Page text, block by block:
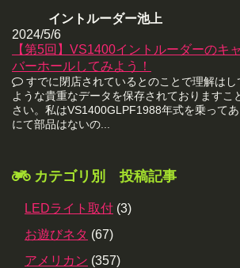
イントルーダー池上
2024/5/6
【第5回】VS1400イントルーダーのキ
バーホールしてみよう！
すでに閉店されているとのことで理解は
ような貴重なデータを保存されておりますこ
さい。私はVS1400GLPF1988年式を乗って
にて部品はないの...
カテゴリ別 投稿記事
LEDライト取付 (3)
お遊びネタ (67)
アメリカン (357)